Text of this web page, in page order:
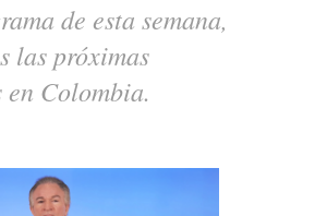
de esta semana,
las próximas
en Colombia.